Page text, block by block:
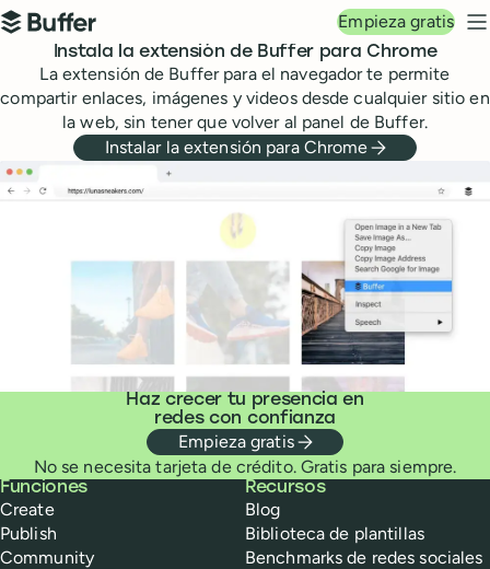
Navegación principal
Buffer
Empieza gratis
Instala la extensión de Buffer para Chrome
La extensión de Buffer para el navegador te permite
compartir enlaces, imágenes y videos desde cualquier sitio en
la web, sin tener que volver al panel de Buffer.
Instalar la extensión para Chrome
Haz crecer tu presencia en
redes con confianza
Empieza gratis
No se necesita tarjeta de crédito. Gratis para siempre.
Buffer
Funciones
Create
Publish
Community
Recursos
Blog
Biblioteca de plantillas
Benchmarks de redes sociales